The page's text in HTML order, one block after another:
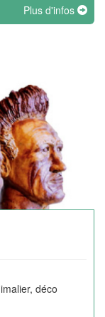
Plus d'infos
déco